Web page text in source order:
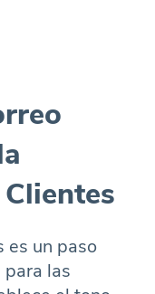
es un paso
las